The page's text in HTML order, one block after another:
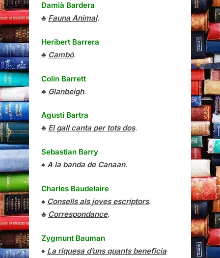
Damià Bardera
♣ Fauna Animal.
Heribert Barrera
♣ Cambó.
Colin Barrett
♣ Glanbeigh.
Agustí Bartra
♣ El gall canta per tots dos.
Sebastian Barry
♠ A la banda de Canaan.
Charles Baudelaire
♠ Consells als joves escriptors.
♣ Correspondance.
Zygmunt Bauman
♦ La riquesa d’uns quants beneficia